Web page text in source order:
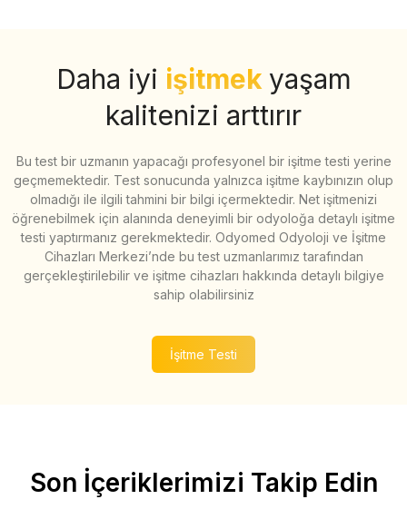
Daha iyi işitmek yaşam
kalitenizi arttırır
Bu test bir uzmanın yapacağı profesyonel bir işitme testi yerine
geçmemektedir. Test sonucunda yalnızca işitme kaybınızın olup
olmadığı ile ilgili tahmini bir bilgi içermektedir. Net işitmenizi
öğrenebilmek için alanında deneyimli bir odyoloğa detaylı işitme
testi yaptırmanız gerekmektedir. Odyomed Odyoloji ve İşitme
Cihazları Merkezi’nde bu test uzmanlarımız tarafından
gerçekleştirilebilir ve işitme cihazları hakkında detaylı bilgiye
sahip olabilirsiniz
İşitme Testi
Son İçeriklerimizi Takip Edin